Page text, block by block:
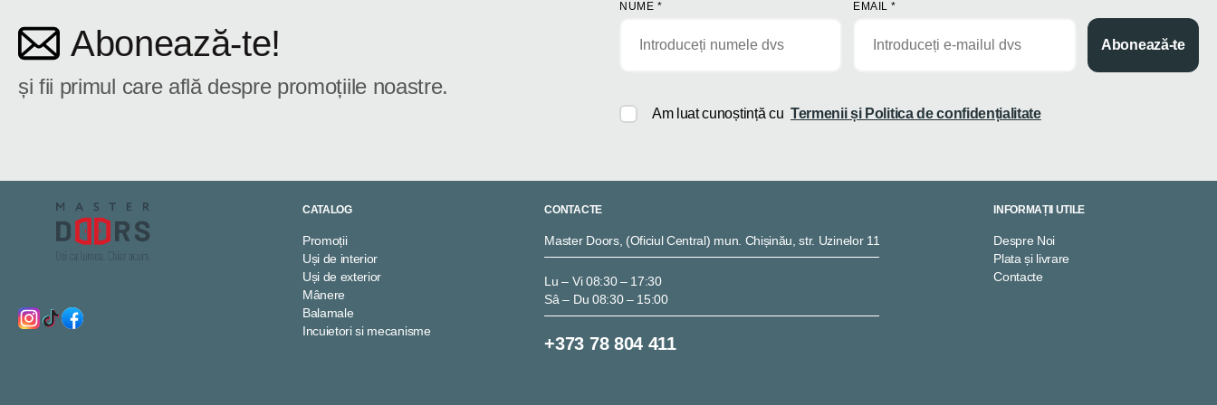
Abonează-te!
și fii primul care află despre promoțiile noastre.
NUME * EMAIL*
Abonează-te
Am luat cunoștință cu Termenii și Politica de confidențialitate
CATALOG
Promoții
Uși de interior
Uși de exterior
Mânere
Balamale
Incuietori si mecanisme
CONTACTE
Master Doors, (Oficiul Central) mun. Chișinău, str. Uzinelor 11
Lu – Vi 08:30 – 17:30
Sâ – Du 08:30 – 15:00
+373 78 804 411
INFORMAȚII UTILE
Despre Noi
Plata și livrare
Contacte